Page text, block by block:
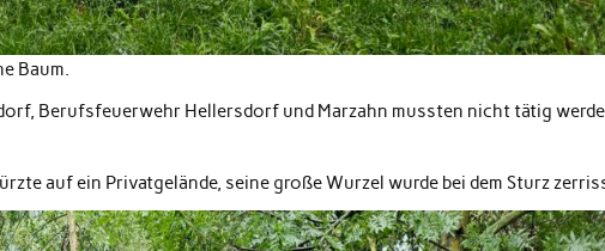
Baum.
Berufsfeuerwehr Hellersdorf und Marzahn mussten nicht tätig
auf ein Privatgelände, seine große Wurzel wurde bei dem Sturz